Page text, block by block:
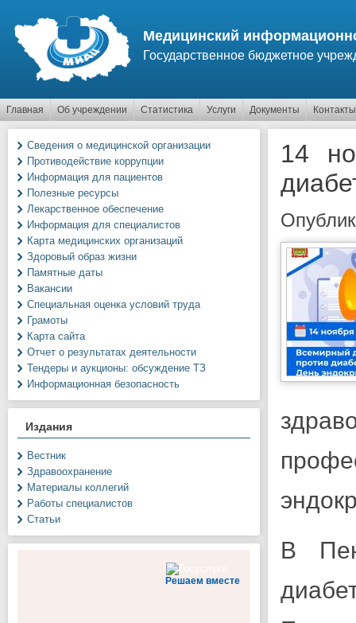
Медицинский
Государственное бюджетное
Главная Об учреждении Статистика Услуги Документы Контакты
Сведения о медицинской организации
Противодействие коррупции
Информация для пациентов
Полезные ресурсы
Лекарственное обеспечение
Информация для специалистов
Карта медицинских организаций
Здоровый образ жизни
Памятные даты
Вакансии
Специальная оценка условий труда
Грамоты
Карта сайта
Отчет о результатах деятельности
Тендеры и аукционы: обсуждение ТЗ
Информационная безопасность
Издания
Вестник
Здравоохранение
Материалы коллегий
Работы специалистов
Статьи
Решаем вместе
14
В